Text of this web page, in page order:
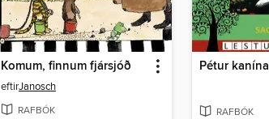
Komum, finnum fjársjóð
eftirJanosch
RAFBÓK
Pétur kanína
RAFBÓK